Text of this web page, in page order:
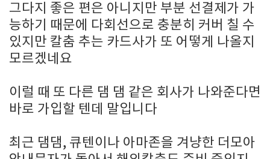
그다지 좋은 편은 아니지만 부분 선결제가 가
능하기 때문에 다회선으로 충분히 커버 칠 수
있지만 칼춤 추는 카드사가 또 어떻게 나올지
모르겠네요
이럴 때 또 다른 댐 댐 같은 회사가 나와준다면
바로 가입할 텐데 말입니다
최근 댐댐, 큐텐이나 아마존을 겨냥한 더모아